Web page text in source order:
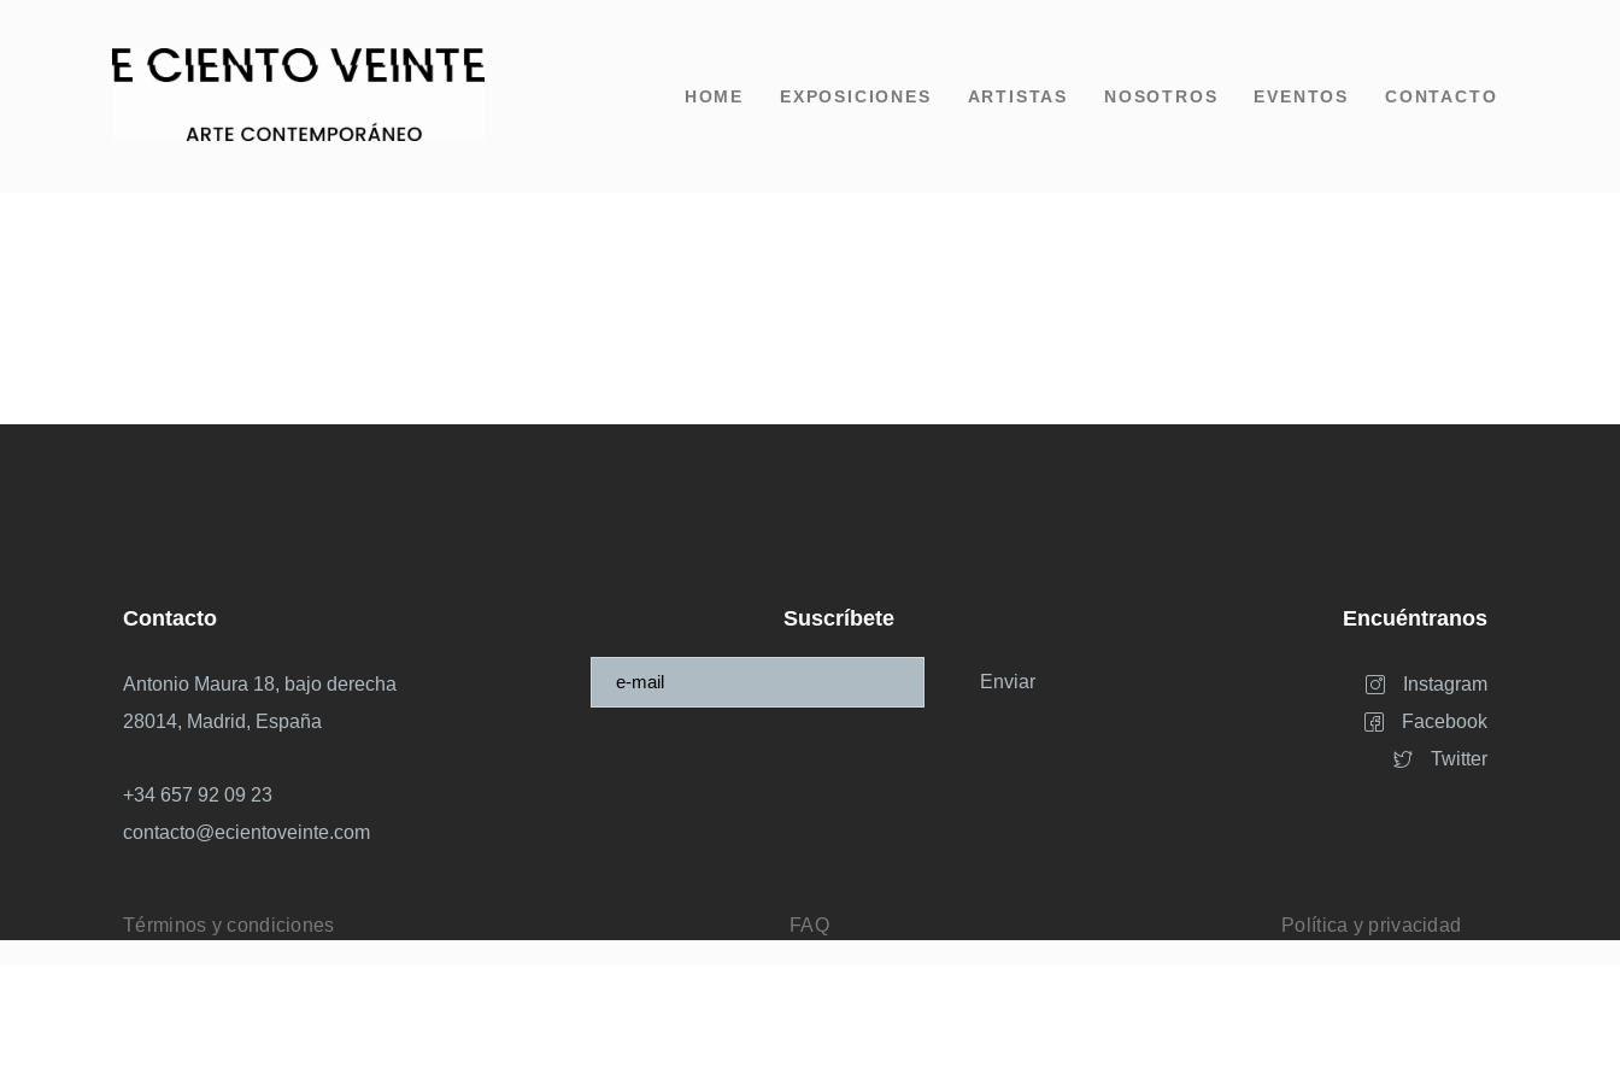
HOME EXPOSICIONES ARTISTAS NOSOTROS EVENTOS CONTACTO
Contacto
Antonio Maura 18, bajo derecha
28014, Madrid, España
+34 657 92 09 23
contacto@ecientoveinte.com
Suscríbete
Enviar
Encuéntranos
Instagram
Facebook
Twitter
Términos y condiciones FAQ Política y privacidad